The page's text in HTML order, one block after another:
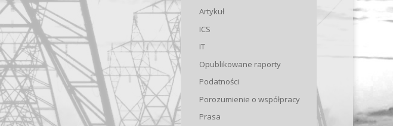
Artykuł
ICS
IT
Opublikowane raporty
Podatności
Porozumienie o współpracy
Prasa